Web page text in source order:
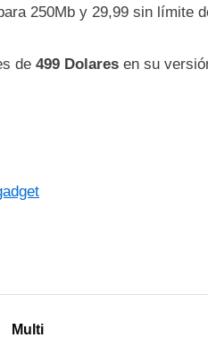
250Mb y 29,99 sin límite
de 499 Dolares en su
Multi